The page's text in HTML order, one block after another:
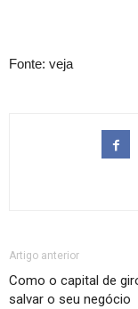
Fonte: veja
Artigo anterior
Como o capital de
salvar o seu negócio